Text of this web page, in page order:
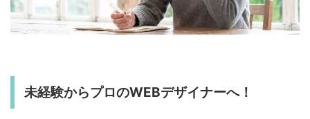
未経験からプロのWEBデザイナーへ！